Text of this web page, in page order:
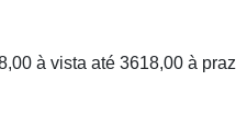
à vista até 3618,00 à